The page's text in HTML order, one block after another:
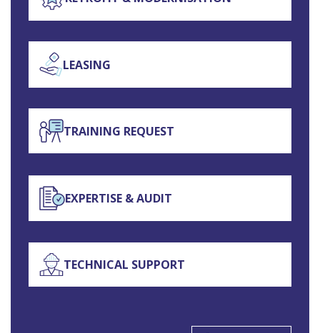
LEASING
TRAINING REQUEST
EXPERTISE & AUDIT
TECHNICAL SUPPORT